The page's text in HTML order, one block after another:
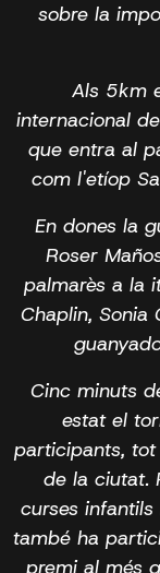
sobre la
Als 5km
internacional
que entra al
com l'etíop
En dones la
Roser
palmarès a la
Chaplin, Sonia
Cinc minuts
estat el
participants,
de la ciutat.
curses
també ha